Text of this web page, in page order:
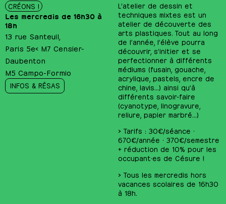
CRÉONS !
Les mercredis de 16h30 à
18h
13 rue Santeuil,
Paris 5e< M7 Censier-
Daubenton
M5 Campo-Formio
INFOS & RÉSAS
L’atelier de dessin et
techniques mixtes est un
atelier de découverte des
arts plastiques. Tout au long
de l’année, l’élève pourra
découvrir, s’initier et se
perfectionner à différents
médiums (fusain, gouache,
acrylique, pastels, encre de
chine, lavis…) ainsi qu’à
différents savoir-faire
(cyanotype, linogravure,
reliure, papier marbré…)
> Tarifs : 30€/séance ·
670€/année · 370€/semestre
+ réduction de 10% pour les
occupant·es de Césure !
> Tous les mercredis hors
vacances scolaires de 16h30
à 18h.